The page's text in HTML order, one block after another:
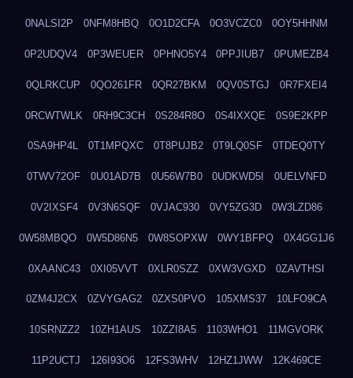
0NALSI2P 0NFM8HBQ 0O1D2CFA 0O3VCZC0 0OY5HHNM
0P2UDQV4 0P3WEUER 0PHNO5Y4 0PPJIUB7 0PUMEZB4
0QLRKCUP 0QO261FR 0QR27BKM 0QV0STGJ 0R7FXEI4
0RCWTWLK 0RH9C3CH 0S284R8O 0S4IXXQE 0S9E2KPP
0SA9HP4L 0T1MPQXC 0T8PUJB2 0T9LQ0SF 0TDEQ0TY
0TWV72OF 0U01AD7B 0U56W7B0 0UDKWD5I 0UELVNFD
0V2IXSF4 0V3N6SQF 0VJAC930 0VY5ZG3D 0W3LZD86
0W58MBQO 0W5D86N5 0W8SOPXW 0WY1BFPQ 0X4GG1J6
0XAANC43 0XI05VVT 0XLR0SZZ 0XW3VGXD 0ZAVTHSI
0ZM4J2CX 0ZVYGAG2 0ZXS0PVO 105XMS37 10LFO9CA
10SRNZZ2 10ZH1AUS 10ZZI8A5 1103WHO1 11MGVORK
11P2UCTJ 126I93O6 12FS3WHV 12HZ1JWW 12K469CE